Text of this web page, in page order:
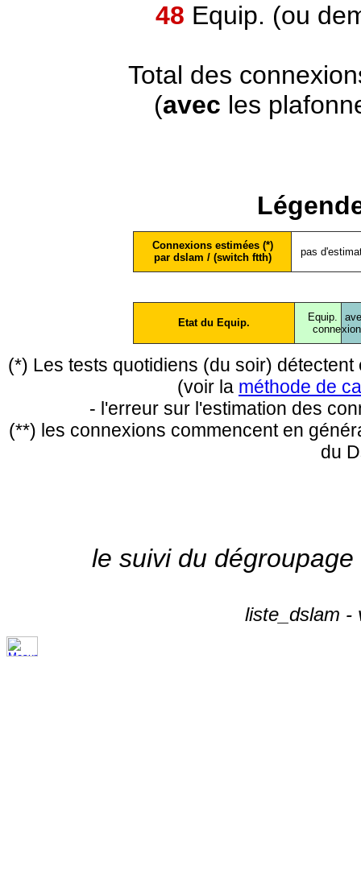
48 Equip. (ou
Total des
(avec les
Connexions estimées (*)
par dslam / (switch ftth)
pas
Etat du Equip.
Equip.
conne
(*) Les tests quotidiens (du soir)
(voir la méthode de
- l'erreur sur l'estimation des
(**) les connexions commencent en
du
le suivi du
liste_dslam -